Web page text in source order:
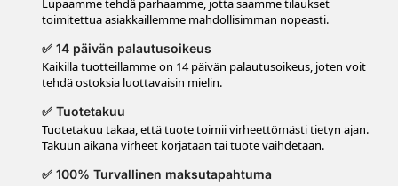
Lupaamme tehdä parhaamme, jotta saamme tilaukset
toimitettua asiakkaillemme mahdollisimman nopeasti.
✅ 14 päivän palautusoikeus
Kaikilla tuotteillamme on 14 päivän palautusoikeus, joten voit
tehdä ostoksia luottavaisin mielin.
✅ Tuotetakuu
Tuotetakuu takaa, että tuote toimii virheettömästi tietyn ajan.
Takuun aikana virheet korjataan tai tuote vaihdetaan.
✅ 100% Turvallinen maksutapahtuma